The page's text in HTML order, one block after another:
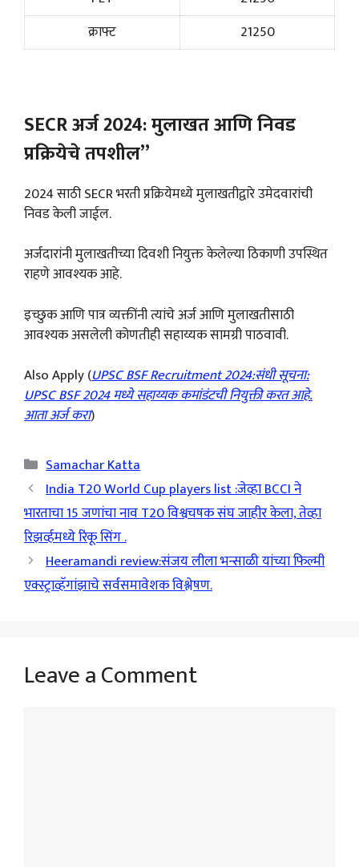
क्राफ्ट
21250
SECR अर्ज 2024: मुलाखत आणि निवड
प्रक्रियेचे तपशील”
2024 साठी SECR भरती प्रक्रियेमध्ये मुलाखतीद्वारे उमेदवारांची
निवड केली जाईल.
अर्जदारांनी मुलाखतीच्या दिवशी नियुक्त केलेल्या ठिकाणी उपस्थित
राहणे आवश्यक आहे.
इच्छुक आणि पात्र व्यक्तींनी त्यांचे अर्ज आणि मुलाखतीसाठी
आवश्यक असलेली कोणतीही सहाय्यक सामग्री पाठवावी.
Also Apply (UPSC BSF Recruitment 2024:संधी सूचना:
UPSC BSF 2024 मध्ये सहाय्यक कमांडंटची नियुक्ती करत आहे.
आता अर्ज करा)
Categories
Samachar Katta
India T20 World Cup players list :जेव्हा BCCI ने
भारताचा 15 जणांचा नाव T20 विश्वचषक संघ जाहीर केला, तेव्हा
रिझर्व्हमध्ये रिंकू सिंग .
Heeramandi review:संजय लीला भन्साळी यांच्या फिल्मी
एक्स्ट्राव्हॅगांझाचे सर्वसमावेशक विश्लेषण.
Leave a Comment